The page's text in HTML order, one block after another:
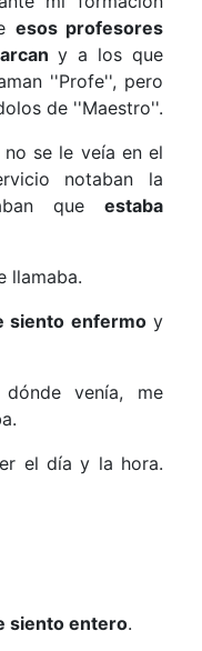
esos profesores
y a los que
''Profe'', pero
de ''Maestro''.
se le veía en el
notaban la
que estaba
llamaba.
siento enfermoy
venía, me
el día y la hora.
siento entero.